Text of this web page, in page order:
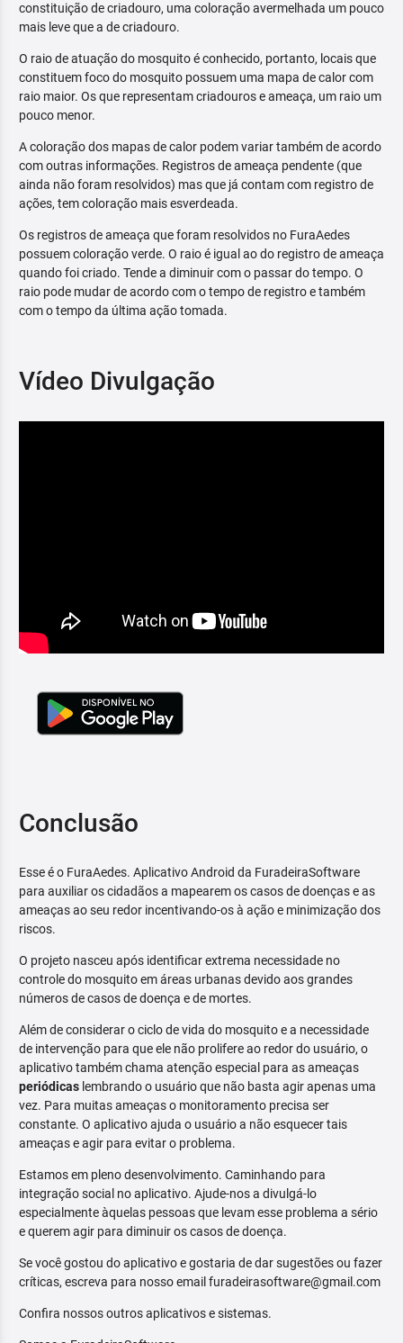
constituição de criadouro, uma coloração avermelhada um pouco
mais leve que a de criadouro.
O raio de atuação do mosquito é conhecido, portanto, locais que
constituem foco do mosquito possuem uma mapa de calor com
raio maior. Os que representam criadouros e ameaça, um raio um
pouco menor.
A coloração dos mapas de calor podem variar também de acordo
com outras informações. Registros de ameaça pendente (que
ainda não foram resolvidos) mas que já contam com registro de
ações, tem coloração mais esverdeada.
Os registros de ameaça que foram resolvidos no FuraAedes
possuem coloração verde. O raio é igual ao do registro de ameaça
quando foi criado. Tende a diminuir com o passar do tempo. O
raio pode mudar de acordo com o tempo de registro e também
com o tempo da última ação tomada.
Vídeo Divulgação
Conclusão
Esse é o FuraAedes. Aplicativo Android da FuradeiraSoftware
para auxiliar os cidadãos a mapearem os casos de doenças e as
ameaças ao seu redor incentivando-os à ação e minimização dos
riscos.
O projeto nasceu após identificar extrema necessidade no
controle do mosquito em áreas urbanas devido aos grandes
números de casos de doença e de mortes.
Além de considerar o ciclo de vida do mosquito e a necessidade
de intervenção para que ele não prolifere ao redor do usuário, o
aplicativo também chama atenção especial para as ameaças
periódicas lembrando o usuário que não basta agir apenas uma
vez. Para muitas ameaças o monitoramento precisa ser
constante. O aplicativo ajuda o usuário a não esquecer tais
ameaças e agir para evitar o problema.
Estamos em pleno desenvolvimento. Caminhando para
integração social no aplicativo. Ajude-nos a divulgá-lo
especialmente àquelas pessoas que levam esse problema a sério
e querem agir para diminuir os casos de doença.
Se você gostou do aplicativo e gostaria de dar sugestões ou fazer
críticas, escreva para nosso email furadeirasoftware@gmail.com
Confira nossos outros aplicativos e sistemas.